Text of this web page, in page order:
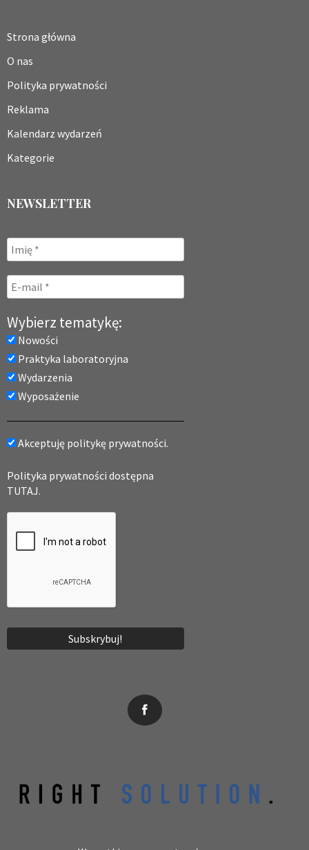
Strona główna
O nas
Polityka prywatności
Reklama
Kalendarz wydarzeń
Kategorie
NEWSLETTER
Wybierz tematykę:
Nowości
Praktyka laboratoryjna
Wydarzenia
Wyposażenie
Akceptuję politykę prywatności.
Polityka prywatności dostępna
TUTAJ.